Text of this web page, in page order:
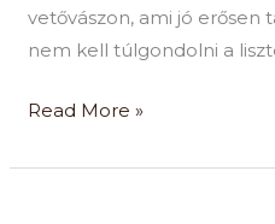
vetővászon, ami jó erősen
nem kell túlgondolni a
Read More »